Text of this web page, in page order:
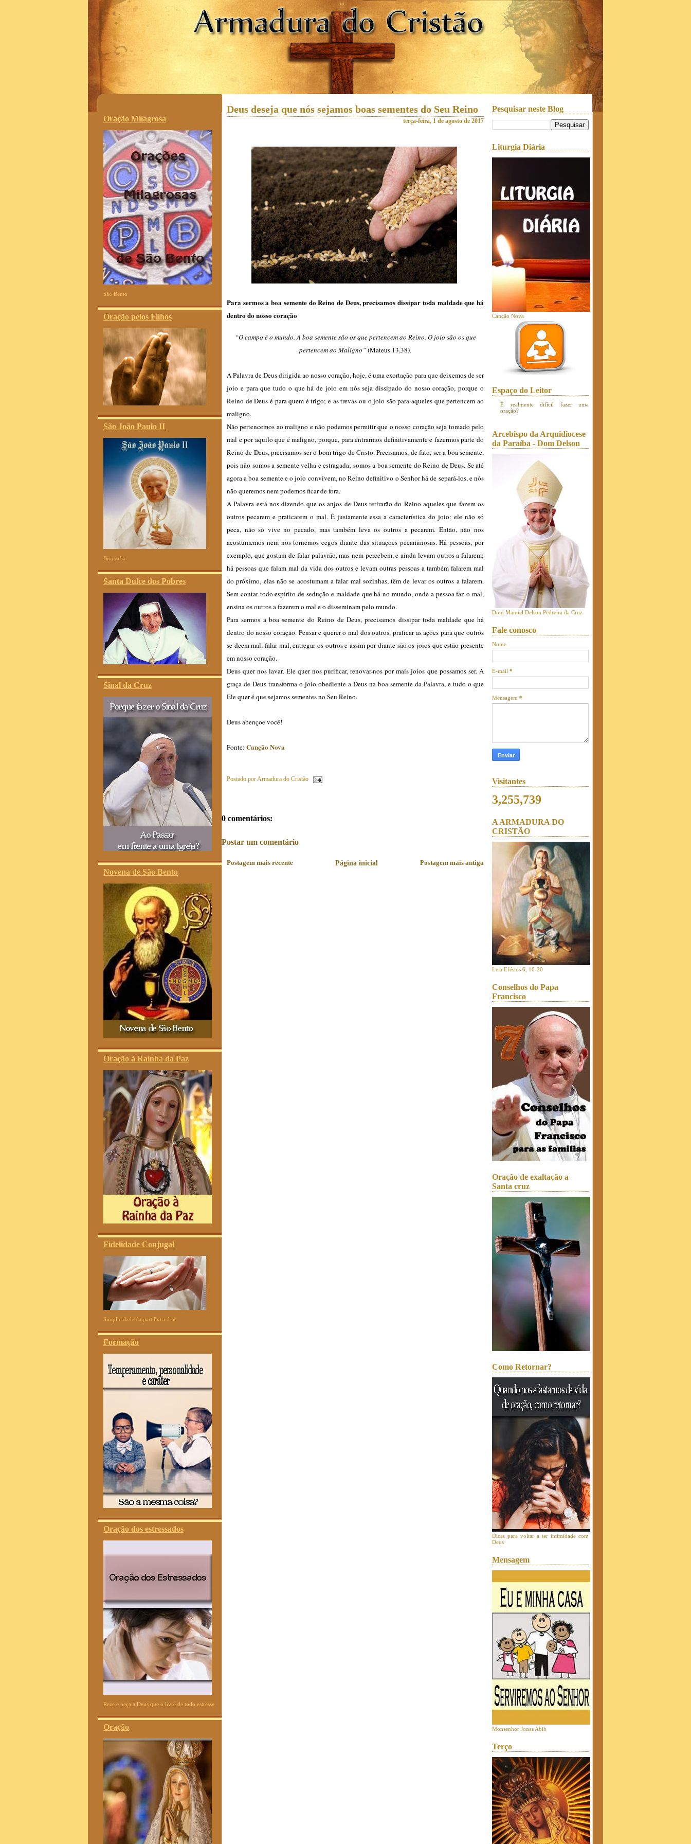
.
Oração Milagrosa
São Bento
Oração pelos Filhos
São João Paulo II
Biografia
Santa Dulce dos Pobres
Sinal da Cruz
Novena de São Bento
Oração à Rainha da Paz
Fidelidade Conjugal
Simplicidade da partilha a dois
Formação
Oração dos estressados
Reze e peça a Deus que o livre de todo estresse
Oração
Deus deseja que nós sejamos boas sementes do Seu Reino
terça-feira, 1 de agosto de 2017
Para sermos a boa semente do Reino de Deus, precisamos dissipar toda maldade que há
dentro do nosso coração
“O campo é o mundo. A boa semente são os que pertencem ao Reino. O joio são os que
pertencem ao Maligno”(Mateus 13,38).
A Palavra de Deus dirigida ao nosso coração, hoje, é uma exortação para que deixemos de ser
joio e para que tudo o que há de joio em nós seja dissipado do nosso coração, porque o
Reino de Deus é para quem é trigo; e as trevas ou o joio são para aqueles que pertencem ao
maligno.
Não pertencemos ao maligno e não podemos permitir que o nosso coração seja tomado pelo
mal e por aquilo que é maligno, porque, para entrarmos definitivamente e fazermos parte do
Reino de Deus, precisamos ser o bom trigo de Cristo. Precisamos, de fato, ser a boa semente,
pois não somos a semente velha e estragada; somos a boa semente do Reino de Deus. Se até
agora a boa semente e o joio convivem, no Reino definitivo o Senhor há de separá-los, e nós
não queremos nem podemos ficar de fora.
A Palavra está nos dizendo que os anjos de Deus retirarão do Reino aqueles que fazem os
outros pecarem e praticarem o mal. É justamente essa a característica do joio: ele não só
peca, não só vive no pecado, mas também leva os outros a pecarem. Então, não nos
acostumemos nem nos tornemos cegos diante das situações pecaminosas. Há pessoas, por
exemplo, que gostam de falar palavrão, mas nem percebem, e ainda levam outros a falarem;
há pessoas que falam mal da vida dos outros e levam outras pessoas a também falarem mal
do próximo, elas não se acostumam a falar mal sozinhas, têm de levar os outros a falarem.
Sem contar todo espírito de sedução e maldade que há no mundo, onde a pessoa faz o mal,
ensina os outros a fazerem o mal e o disseminam pelo mundo.
Para sermos a boa semente do Reino de Deus, precisamos dissipar toda maldade que há
dentro do nosso coração. Pensar e querer o mal dos outros, praticar as ações para que outros
se deem mal, falar mal, entregar os outros e assim por diante são os joios que estão presente
em nosso coração.
Deus quer nos lavar, Ele quer nos purificar, renovar-nos por mais joios que possamos ser. A
graça de Deus transforma o joio obediente a Deus na boa semente da Palavra, e tudo o que
Ele quer é que sejamos sementes no Seu Reino.
Deus abençoe você!
Fonte: Canção Nova
Postado porArmadura do Cristão
0 comentários:
Postar um comentário
Postagem mais recente Postagem mais antiga
Página inicial
Pesquisar neste Blog
Liturgia Diária
Canção Nova
Espaço do Leitor
É realmente difícil fazer uma
oração?
Arcebispo da Arquidiocese
da Paraíba - Dom Delson
Dom Manoel Delson Pedreira da Cruz
Fale conosco
Nome
E-mail *
Mensagem *
Visitantes
3,255,739
A ARMADURA DO
CRISTÃO
Leia Efésios 6, 10-20
Conselhos do Papa
Francisco
Oração de exaltação a
Santa cruz
Como Retornar?
Dicas para voltar a ter intimidade com
Deus
Mensagem
Monsenhor Jonas Abib
Terço